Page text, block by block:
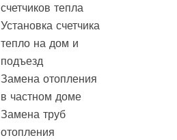
счетчиков тепла
Установка счетчика
тепло на дом и
подъезд
Замена отопления
в частном доме
Замена труб
отопления